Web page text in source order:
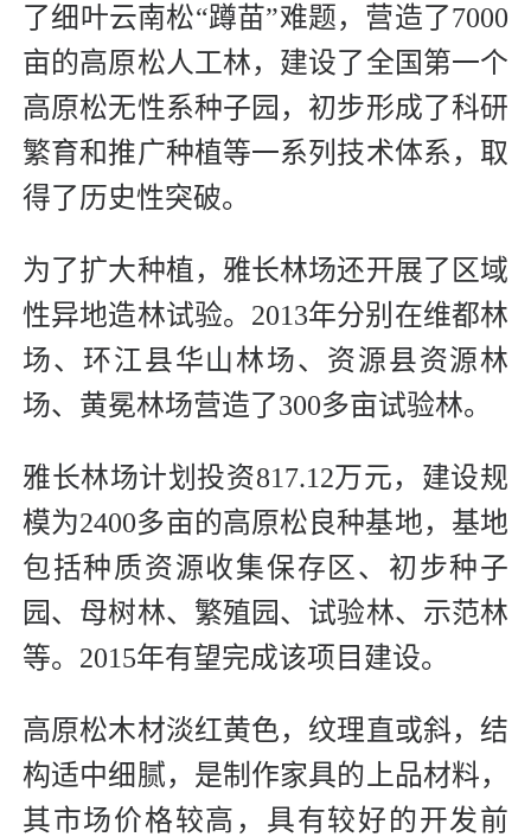
了细叶云南松“蹲苗”难题，营造了7000
亩的高原松人工林，建设了全国第一个
高原松无性系种子园，初步形成了科研
繁育和推广种植等一系列技术体系，取
得了历史性突破。
为了扩大种植，雅长林场还开展了区域
性异地造林试验。2013年分别在维都林
场、环江县华山林场、资源县资源林
场、黄冕林场营造了300多亩试验林。
雅长林场计划投资817.12万元，建设规
模为2400多亩的高原松良种基地，基地
包括种质资源收集保存区、初步种子
园、母树林、繁殖园、试验林、示范林
等。2015年有望完成该项目建设。
高原松木材淡红黄色，纹理直或斜，结
构适中细腻，是制作家具的上品材料，
其市场价格较高，具有较好的开发前